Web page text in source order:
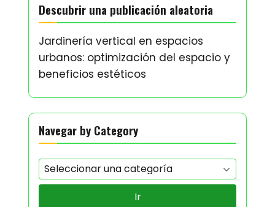
Descubrir una publicación aleatoria
Jardinería vertical en espacios
urbanos: optimización del espacio y
beneficios estéticos
Navegar by Category
Ir